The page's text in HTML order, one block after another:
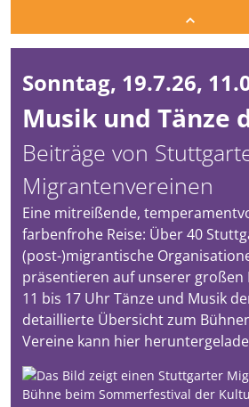
Sonntag, 19.7.26,
Musik und Tänze
Beiträge von
Migrantenvereinen
Eine mitreißende,
farbenfrohe Reise: Über 40
(post-)migrantische
präsentieren auf unserer großen
11 bis 17 Uhr Tänze und Musik
detaillierte Übersicht zum
Vereine kann hier